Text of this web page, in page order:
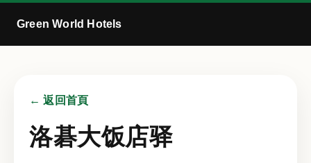
Green World Hotels
← 返回首頁
洛碁大饭店驿